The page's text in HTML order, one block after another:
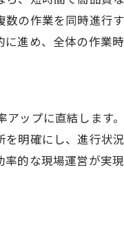
ア形成に役立つ建設
の作業を同時進
進め、全体の作業時
ップに直結します
明確にし、進行状
的な現場運営が実現